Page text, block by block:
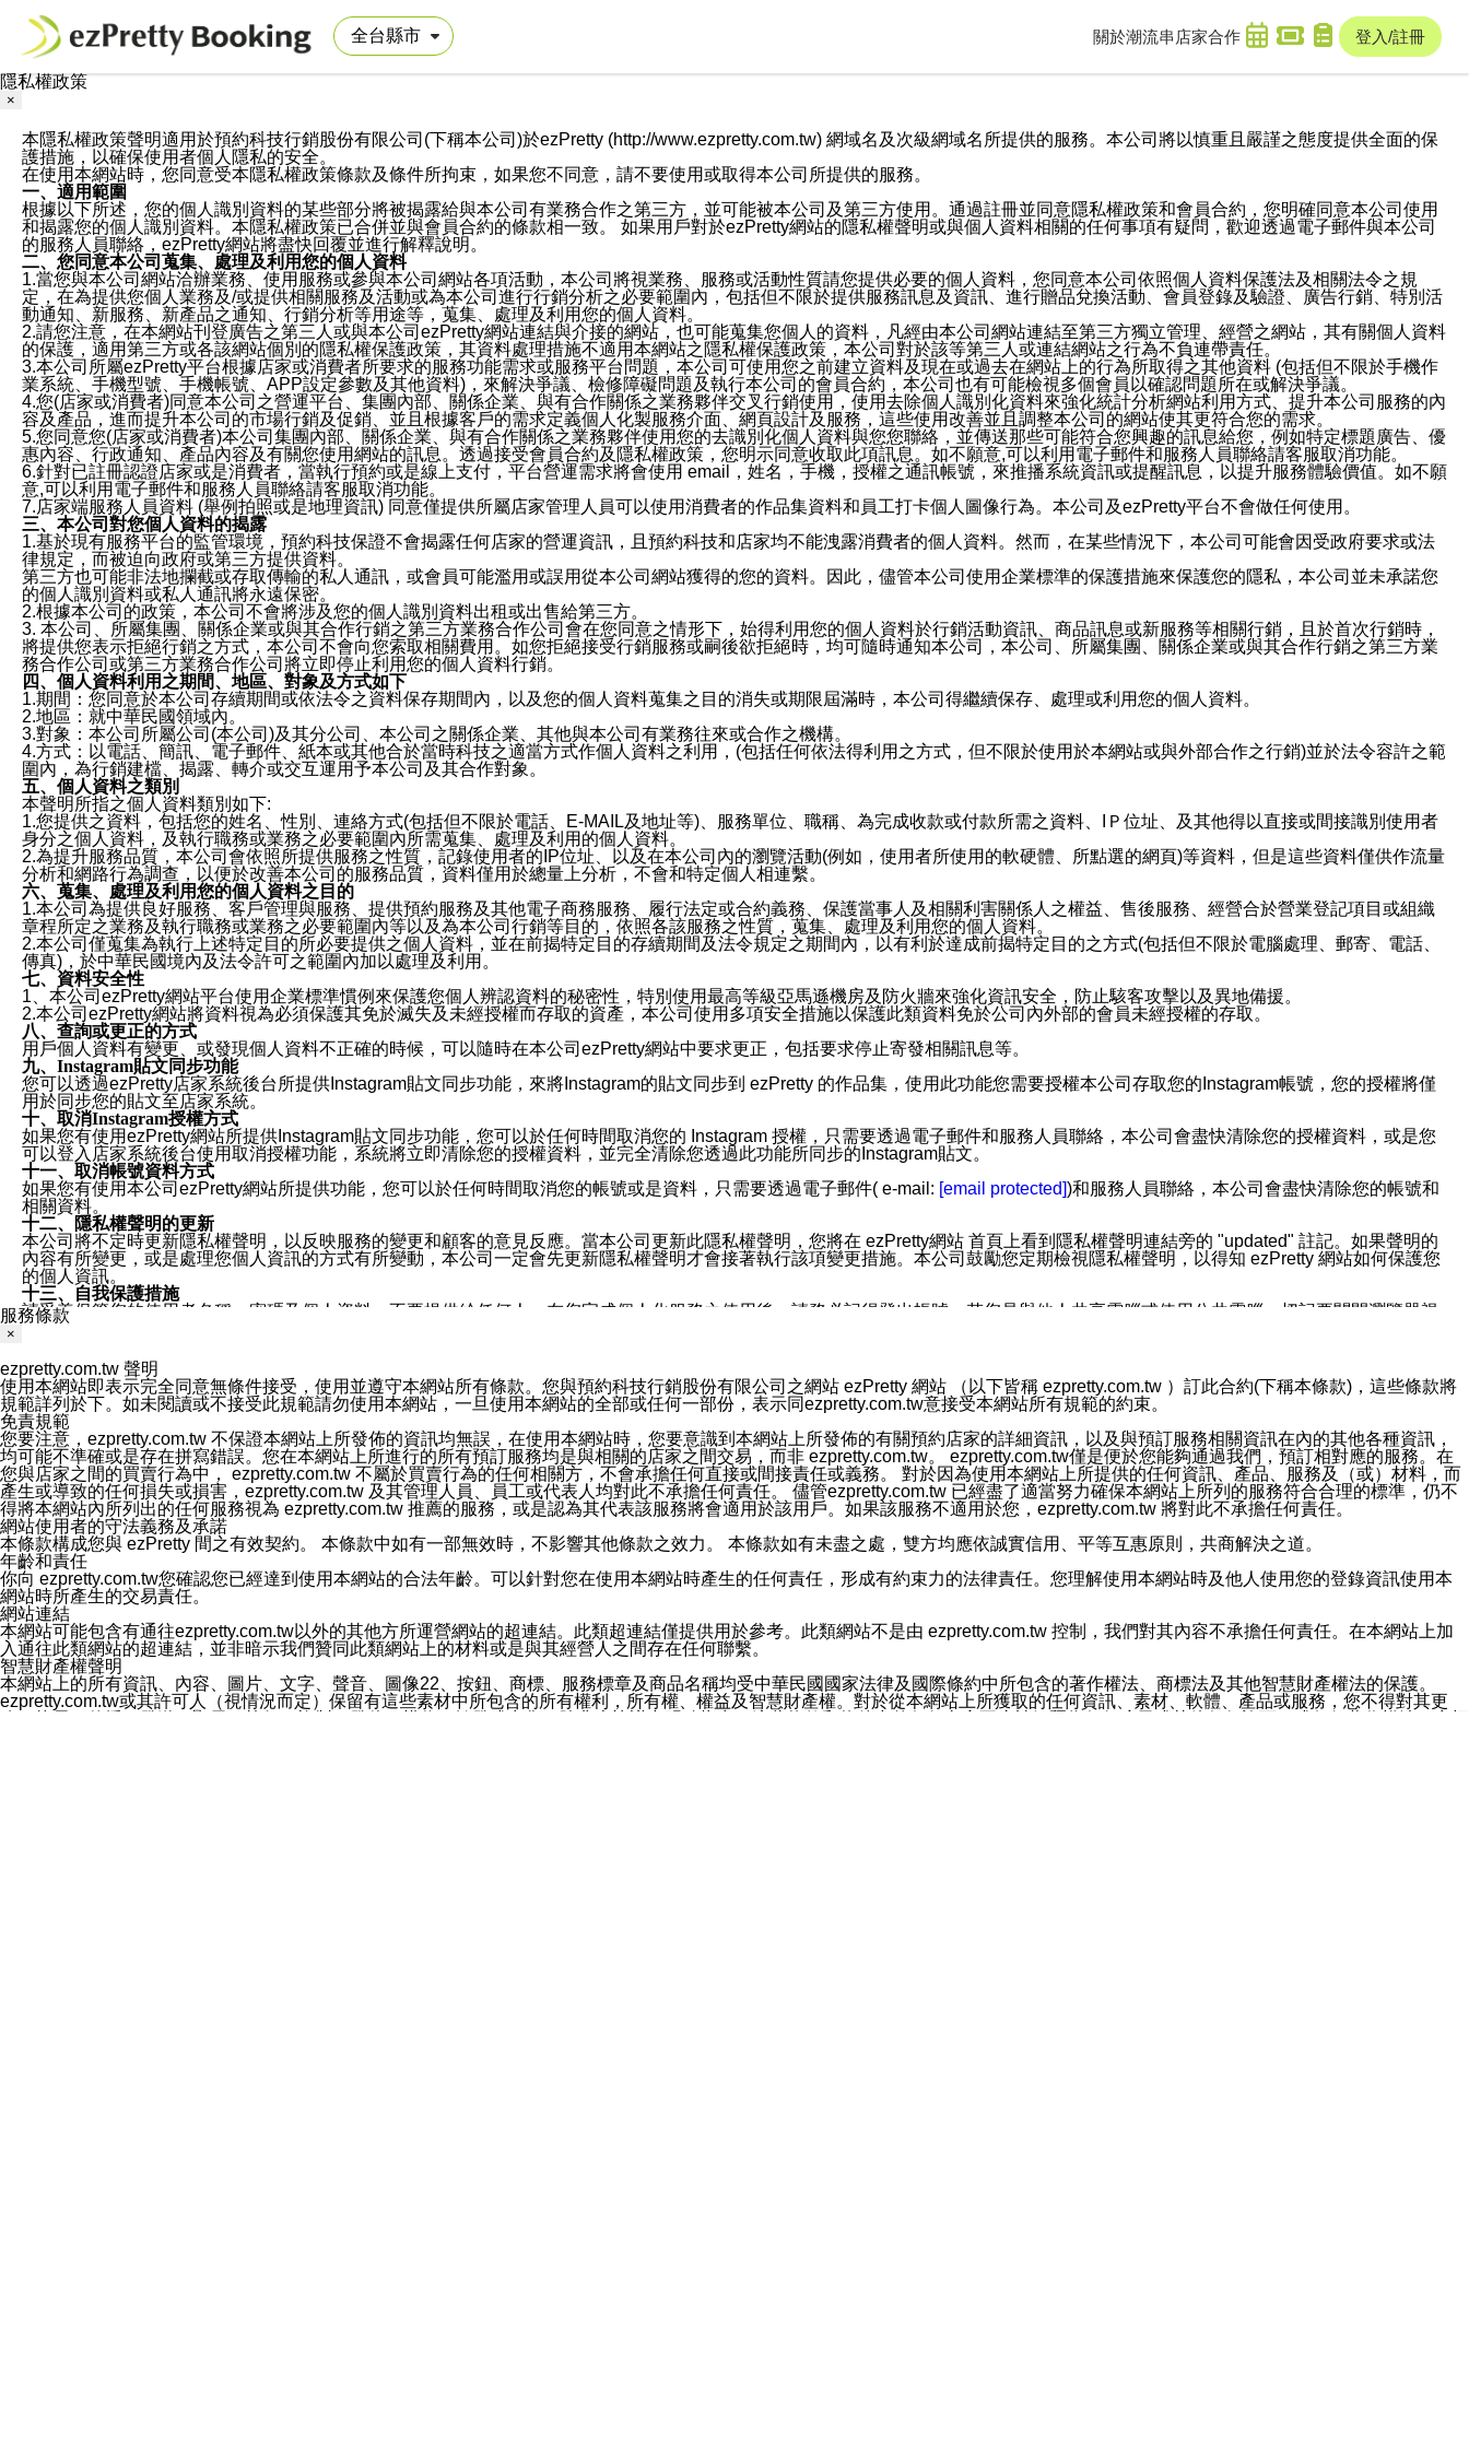
關於潮流串 店家合作 登入/註冊
隱私權政策
×
本隱私權政策聲明適用於預約科技行銷股份有限公司(下稱本公司)於ezPretty (http://www.ezpretty.com.tw) 網域名及次級網域名所提供的服務。本公司將以慎重且嚴謹之態度提供全面的保
護措施，以確保使用者個人隱私的安全。
在使用本網站時，您同意受本隱私權政策條款及條件所拘束，如果您不同意，請不要使用或取得本公司所提供的服務。
一、適用範圍
根據以下所述，您的個人識別資料的某些部分將被揭露給與本公司有業務合作之第三方，並可能被本公司及第三方使用。通過註冊並同意隱私權政策和會員合約，您明確同意本公司使用
和揭露您的個人識別資料。本隱私權政策已合併並與會員合約的條款相一致。 如果用戶對於ezPretty網站的隱私權聲明或與個人資料相關的任何事項有疑問，歡迎透過電子郵件與本公司
的服務人員聯絡，ezPretty網站將盡快回覆並進行解釋說明。
二、您同意本公司蒐集、處理及利用您的個人資料
1.當您與本公司網站洽辦業務、使用服務或參與本公司網站各項活動，本公司將視業務、服務或活動性質請您提供必要的個人資料，您同意本公司依照個人資料保護法及相關法令之規
定，在為提供您個人業務及/或提供相關服務及活動或為本公司進行行銷分析之必要範圍內，包括但不限於提供服務訊息及資訊、進行贈品兌換活動、會員登錄及驗證、廣告行銷、特別活
動通知、新服務、新產品之通知、行銷分析等用途等，蒐集、處理及利用您的個人資料。
2.請您注意，在本網站刊登廣告之第三人或與本公司ezPretty網站連結與介接的網站，也可能蒐集您個人的資料，凡經由本公司網站連結至第三方獨立管理、經營之網站，其有關個人資料
的保護，適用第三方或各該網站個別的隱私權保護政策，其資料處理措施不適用本網站之隱私權保護政策，本公司對於該等第三人或連結網站之行為不負連帶責任。
3.本公司所屬ezPretty平台根據店家或消費者所要求的服務功能需求或服務平台問題，本公司可使用您之前建立資料及現在或過去在網站上的行為所取得之其他資料 (包括但不限於手機作
業系統、手機型號、手機帳號、APP設定參數及其他資料)，來解決爭議、檢修障礙問題及執行本公司的會員合約，本公司也有可能檢視多個會員以確認問題所在或解決爭議。
4.您(店家或消費者)同意本公司之營運平台、集團內部、關係企業、與有合作關係之業務夥伴交叉行銷使用，使用去除個人識別化資料來強化統計分析網站利用方式、提升本公司服務的內
容及產品，進而提升本公司的市場行銷及促銷、並且根據客戶的需求定義個人化製服務介面、網頁設計及服務，這些使用改善並且調整本公司的網站使其更符合您的需求。
5.您同意您(店家或消費者)本公司集團內部、關係企業、與有合作關係之業務夥伴使用您的去識別化個人資料與您您聯絡，並傳送那些可能符合您興趣的訊息給您，例如特定標題廣告、優
惠內容、行政通知、產品內容及有關您使用網站的訊息。透過接受會員合約及隱私權政策，您明示同意收取此項訊息。如不願意,可以利用電子郵件和服務人員聯絡請客服取消功能。
6.針對已註冊認證店家或是消費者，當執行預約或是線上支付，平台營運需求將會使用 email，姓名，手機，授權之通訊帳號，來推播系統資訊或提醒訊息，以提升服務體驗價值。如不願
意,可以利用電子郵件和服務人員聯絡請客服取消功能。
7.店家端服務人員資料 (舉例拍照或是地理資訊) 同意僅提供所屬店家管理人員可以使用消費者的作品集資料和員工打卡個人圖像行為。本公司及ezPretty平台不會做任何使用。
三、本公司對您個人資料的揭露
1.基於現有服務平台的監管環境，預約科技保證不會揭露任何店家的營運資訊，且預約科技和店家均不能洩露消費者的個人資料。然而，在某些情況下，本公司可能會因受政府要求或法
律規定，而被迫向政府或第三方提供資料。
第三方也可能非法地攔截或存取傳輸的私人通訊，或會員可能濫用或誤用從本公司網站獲得的您的資料。因此，儘管本公司使用企業標準的保護措施來保護您的隱私，本公司並未承諾您
的個人識別資料或私人通訊將永遠保密。
2.根據本公司的政策，本公司不會將涉及您的個人識別資料出租或出售給第三方。
3. 本公司、所屬集團、關係企業或與其合作行銷之第三方業務合作公司會在您同意之情形下，始得利用您的個人資料於行銷活動資訊、商品訊息或新服務等相關行銷，且於首次行銷時，
將提供您表示拒絕行銷之方式，本公司不會向您索取相關費用。如您拒絕接受行銷服務或嗣後欲拒絕時，均可隨時通知本公司，本公司、所屬集團、關係企業或與其合作行銷之第三方業
務合作公司或第三方業務合作公司將立即停止利用您的個人資料行銷。
四、個人資料利用之期間、地區、對象及方式如下
1.期間：您同意於本公司存續期間或依法令之資料保存期間內，以及您的個人資料蒐集之目的消失或期限屆滿時，本公司得繼續保存、處理或利用您的個人資料。
2.地區：就中華民國領域內。
3.對象：本公司所屬公司(本公司)及其分公司、本公司之關係企業、其他與本公司有業務往來或合作之機構。
4.方式：以電話、簡訊、電子郵件、紙本或其他合於當時科技之適當方式作個人資料之利用，(包括任何依法得利用之方式，但不限於使用於本網站或與外部合作之行銷)並於法令容許之範
圍內，為行銷建檔、揭露、轉介或交互運用予本公司及其合作對象。
五、個人資料之類別
本聲明所指之個人資料類別如下:
1.您提供之資料，包括您的姓名、性別、連絡方式(包括但不限於電話、E-MAIL及地址等)、服務單位、職稱、為完成收款或付款所需之資料、IＰ位址、及其他得以直接或間接識別使用者
身分之個人資料，及執行職務或業務之必要範圍內所需蒐集、處理及利用的個人資料。
2.為提升服務品質，本公司會依照所提供服務之性質，記錄使用者的IP位址、以及在本公司內的瀏覽活動(例如，使用者所使用的軟硬體、所點選的網頁)等資料，但是這些資料僅供作流量
分析和網路行為調查，以便於改善本公司的服務品質，資料僅用於總量上分析，不會和特定個人相連繫。
六、蒐集、處理及利用您的個人資料之目的
1.本公司為提供良好服務、客戶管理與服務、提供預約服務及其他電子商務服務、履行法定或合約義務、保護當事人及相關利害關係人之權益、售後服務、經營合於營業登記項目或組織
章程所定之業務及執行職務或業務之必要範圍內等以及為本公司行銷等目的，依照各該服務之性質，蒐集、處理及利用您的個人資料。
2.本公司僅蒐集為執行上述特定目的所必要提供之個人資料，並在前揭特定目的存續期間及法令規定之期間內，以有利於達成前揭特定目的之方式(包括但不限於電腦處理、郵寄、電話、
傳真)，於中華民國境內及法令許可之範圍內加以處理及利用。
七、資料安全性
1、本公司ezPretty網站平台使用企業標準慣例來保護您個人辨認資料的秘密性，特別使用最高等級亞馬遜機房及防火牆來強化資訊安全，防止駭客攻擊以及異地備援。
2.本公司ezPretty網站將資料視為必須保護其免於滅失及未經授權而存取的資產，本公司使用多項安全措施以保護此類資料免於公司內外部的會員未經授權的存取。
八、查詢或更正的方式
用戶個人資料有變更、或發現個人資料不正確的時候，可以隨時在本公司ezPretty網站中要求更正，包括要求停止寄發相關訊息等。
九、Instagram貼文同步功能
您可以透過ezPretty店家系統後台所提供Instagram貼文同步功能，來將Instagram的貼文同步到 ezPretty 的作品集，使用此功能您需要授權本公司存取您的Instagram帳號，您的授權將僅
用於同步您的貼文至店家系統。
十、取消Instagram授權方式
如果您有使用ezPretty網站所提供Instagram貼文同步功能，您可以於任何時間取消您的 Instagram 授權，只需要透過電子郵件和服務人員聯絡，本公司會盡快清除您的授權資料，或是您
可以登入店家系統後台使用取消授權功能，系統將立即清除您的授權資料，並完全清除您透過此功能所同步的Instagram貼文。
十一、取消帳號資料方式
如果您有使用本公司ezPretty網站所提供功能，您可以於任何時間取消您的帳號或是資料，只需要透過電子郵件( e-mail: [email protected])和服務人員聯絡，本公司會盡快清除您的帳號和
相關資料。
十二、隱私權聲明的更新
本公司將不定時更新隱私權聲明，以反映服務的變更和顧客的意見反應。當本公司更新此隱私權聲明，您將在 ezPretty網站 首頁上看到隱私權聲明連結旁的 "updated" 註記。如果聲明的
內容有所變更，或是處理您個人資訊的方式有所變動，本公司一定會先更新隱私權聲明才會接著執行該項變更措施。本公司鼓勵您定期檢視隱私權聲明，以得知 ezPretty 網站如何保護您
的個人資訊。
十三、自我保護措施
請妥善保管您的使用者名稱、密碼及個人資料，不要提供給任何人。在您完成個人化服務之使用後，請務必記得登出帳號。若您是與他人共享電腦或使用公共電腦，切記要關閉瀏覽器視
窗，以防止他人讀取您的個人資料、信件或進入所機關管理區。
您同意本公司網站，透過您所提供的郵件地址與您取得聯絡並傳送或宣傳本網站各項服務之資料或電子郵件供您參考。您能依照該資料或電子郵件所指示之方法、說明或功能連結，隨時
停止接收這些資料或電子郵件。
十五、訊息通知
本公司/本服務將以通知型訊息傳送重要訊息給您。即使未加入本公司/本服務好友，您仍可接收到通知型訊息。
本公司/本服務傳送之通知型訊息以對您有效且重要的訊息為限，以廣告或其他目的的訊息皆不會被傳送。滿足以下三個條件者，將可收到通知型訊息。
1.LINE 帳號設定的電話號碼與本公司/本服務所傳來的電話號碼比對相符。
2.該 LINE 帳號已在 LINE APP 設定中，同意接收通知型訊息。
3.LINE 帳號未封鎖傳送訊息之 LINE 官方帳號。
欲變更通知型訊息的設定，操作如下：
1.點選「主頁」＞「設定」
2.點選「隱私設定」
3.點選「提供使用資料」
4.點選「LINE通知型訊息」
5.開關「接收LINE通知型訊息」
❗️關閉「接收通知型訊息」後，將不會接收到來自任何企業官方帳號或認證官方帳號的通知型訊息。
服務條款
×
ezpretty.com.tw 聲明
使用本網站即表示完全同意無條件接受，使用並遵守本網站所有條款。您與預約科技行銷股份有限公司之網站 ezPretty 網站 （以下皆稱 ezpretty.com.tw ）訂此合約(下稱本條款)，這些條款將
規範詳列於下。如未閱讀或不接受此規範請勿使用本網站，一旦使用本網站的全部或任何一部份，表示同ezpretty.com.tw意接受本網站所有規範的約束。
免責規範
您要注意，ezpretty.com.tw 不保證本網站上所發佈的資訊均無誤，在使用本網站時，您要意識到本網站上所發佈的有關預約店家的詳細資訊，以及與預訂服務相關資訊在內的其他各種資訊，
均可能不準確或是存在拼寫錯誤。您在本網站上所進行的所有預訂服務均是與相關的店家之間交易，而非 ezpretty.com.tw。 ezpretty.com.tw僅是便於您能夠通過我們，預訂相對應的服務。在
您與店家之間的買賣行為中， ezpretty.com.tw 不屬於買賣行為的任何相關方，不會承擔任何直接或間接責任或義務。 對於因為使用本網站上所提供的任何資訊、產品、服務及（或）材料，而
產生或導致的任何損失或損害，ezpretty.com.tw 及其管理人員、員工或代表人均對此不承擔任何責任。 儘管ezpretty.com.tw 已經盡了適當努力確保本網站上所列的服務符合合理的標準，仍不
得將本網站內所列出的任何服務視為 ezpretty.com.tw 推薦的服務，或是認為其代表該服務將會適用於該用戶。如果該服務不適用於您，ezpretty.com.tw 將對此不承擔任何責任。
網站使用者的守法義務及承諾
本條款構成您與 ezPretty 間之有效契約。 本條款中如有一部無效時，不影響其他條款之效力。 本條款如有未盡之處，雙方均應依誠實信用、平等互惠原則，共商解決之道。
年齡和責任
你向 ezpretty.com.tw您確認您已經達到使用本網站的合法年齡。可以針對您在使用本網站時產生的任何責任，形成有約束力的法律責任。您理解使用本網站時及他人使用您的登錄資訊使用本
網站時所產生的交易責任。
網站連結
本網站可能包含有通往ezpretty.com.tw以外的其他方所運營網站的超連結。此類超連結僅提供用於參考。此類網站不是由 ezpretty.com.tw 控制，我們對其內容不承擔任何責任。在本網站上加
入通往此類網站的超連結，並非暗示我們贊同此類網站上的材料或是與其經營人之間存在任何聯繫。
智慧財產權聲明
本網站上的所有資訊、內容、圖片、文字、聲音、圖像22、按鈕、商標、服務標章及商品名稱均受中華民國國家法律及國際條約中所包含的著作權法、商標法及其他智慧財產權法的保護。
ezpretty.com.tw或其許可人（視情況而定）保留有這些素材中所包含的所有權利，所有權、權益及智慧財產權。對於從本網站上所獲取的任何資訊、素材、軟體、產品或服務，您不得對其更